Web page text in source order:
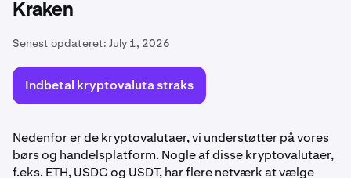
Kraken
Senest opdateret: July 1, 2026
Indbetal kryptovaluta straks
Nedenfor er de kryptovalutaer, vi understøtter på vores
børs og handelsplatform. Nogle af disse kryptovalutaer,
f.eks. ETH, USDC og USDT, har flere netværk at vælge